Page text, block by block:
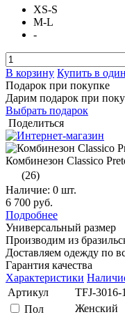
XS-S
M-L
-
В корзину Купить в
Подарок при покупке
Дарим подарок при
Выбрать подарок
Поделиться
Комбинезон Classico
(26)
Наличие: 0 шт.
6 700 руб.
Подробнее
Универсальный размер
Производим из
Доставляем одежду по
Гарантия качества
Характеристики
Артикул
TFJ-3016-
Пол
Женский